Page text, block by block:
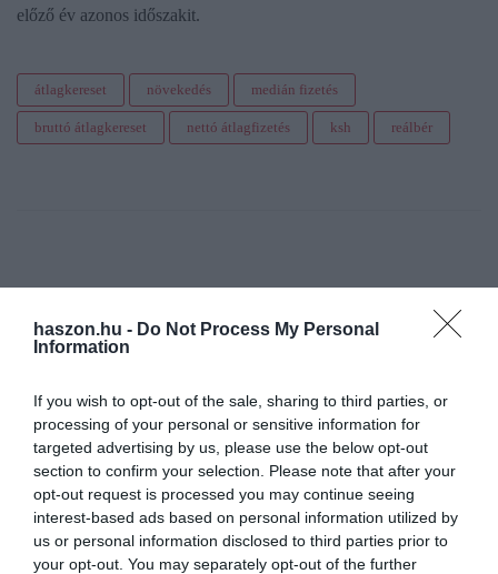
haszon.hu - Do Not Process My Personal
Information
If you wish to opt-out of the sale, sharing to third parties, or
processing of your personal or sensitive information for
targeted advertising by us, please use the below opt-out
section to confirm your selection. Please note that after your
opt-out request is processed you may continue seeing
interest-based ads based on personal information utilized by
us or personal information disclosed to third parties prior to
your opt-out. You may separately opt-out of the further
előző év azonos időszakit.
átlagkereset növekedés medián fizetés
bruttó átlagkereset nettó átlagfizetés ksh reálbér